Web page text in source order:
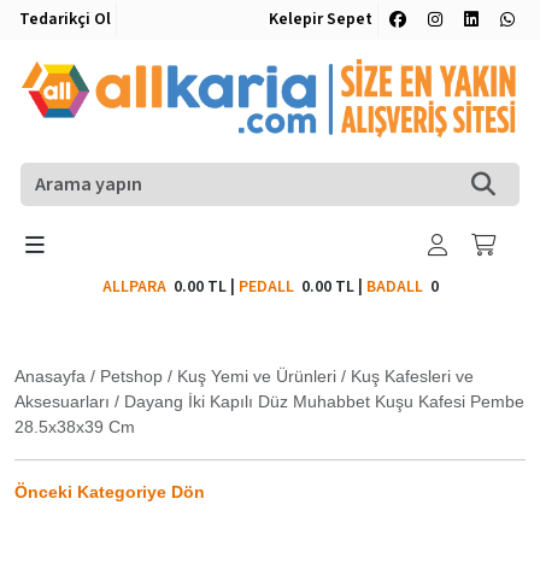
Tedarikçi Ol Kelepir Sepet
ALLPARA 0.00 TL| PEDALL 0.00 TL| BADALL0
Anasayfa / Petshop / Kuş Yemi ve Ürünleri / Kuş Kafesleri ve
Aksesuarları / Dayang İki Kapılı Düz Muhabbet Kuşu Kafesi Pembe
28.5x38x39 Cm
Önceki Kategoriye Dön